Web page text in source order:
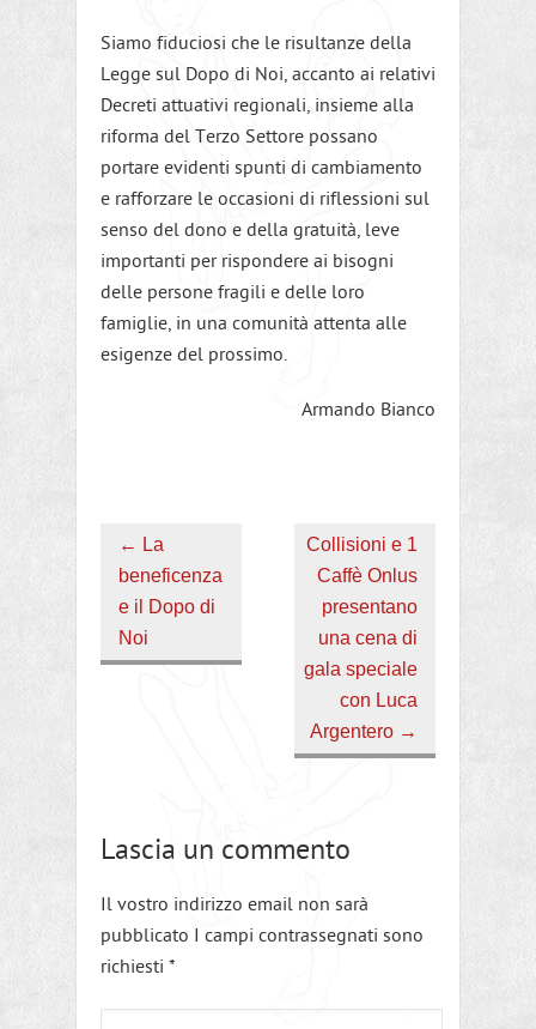
Siamo fiduciosi che le risultanze della
Legge sul Dopo di Noi, accanto ai relativi
Decreti attuativi regionali, insieme alla
riforma del Terzo Settore possano
portare evidenti spunti di cambiamento
e rafforzare le occasioni di riflessioni sul
senso del dono e della gratuità, leve
importanti per rispondere ai bisogni
delle persone fragili e delle loro
famiglie, in una comunità attenta alle
esigenze del prossimo.
Armando Bianco
← La
beneficenza
e il Dopo di
Noi
Collisioni e 1
Caffè Onlus
presentano
una cena di
gala speciale
con Luca
Argentero →
Lascia un commento
Il vostro indirizzo email non sarà
pubblicato I campi contrassegnati sono
richiesti *